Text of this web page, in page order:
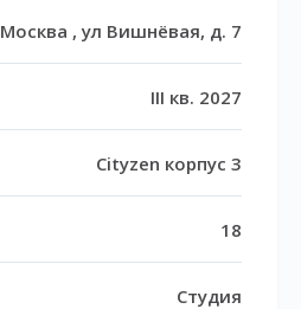
Москва , ул Вишнёвая, д. 7
III кв. 2027
Cityzen корпус 3
18
Студия